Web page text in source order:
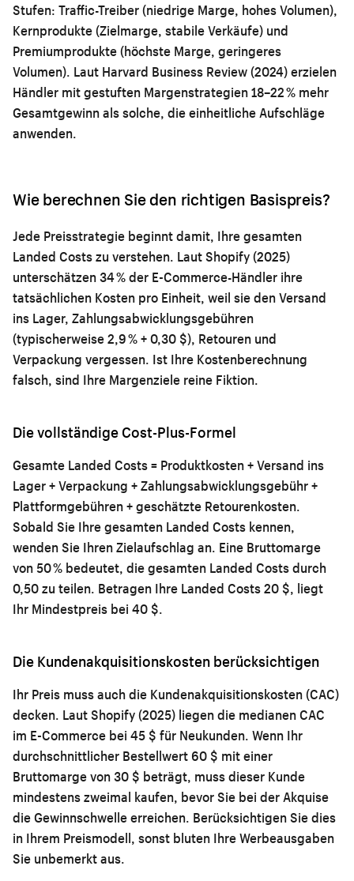
Stufen: Traffic-Treiber (niedrige Marge, hohes Volumen),
Kernprodukte (Zielmarge, stabile Verkäufe) und
Premiumprodukte (höchste Marge, geringeres
Volumen). Laut Harvard Business Review (2024) erzielen
Händler mit gestuften Margenstrategien 18–22 % mehr
Gesamtgewinn als solche, die einheitliche Aufschläge
anwenden.
Wie berechnen Sie den richtigen Basispreis?
Jede Preisstrategie beginnt damit, Ihre gesamten
Landed Costs zu verstehen. Laut Shopify (2025)
unterschätzen 34 % der E-Commerce-Händler ihre
tatsächlichen Kosten pro Einheit, weil sie den Versand
ins Lager, Zahlungsabwicklungsgebühren
(typischerweise 2,9 % + 0,30 $), Retouren und
Verpackung vergessen. Ist Ihre Kostenberechnung
falsch, sind Ihre Margenziele reine Fiktion.
Die vollständige Cost-Plus-Formel
Gesamte Landed Costs = Produktkosten + Versand ins
Lager + Verpackung + Zahlungsabwicklungsgebühr +
Plattformgebühren + geschätzte Retourenkosten.
Sobald Sie Ihre gesamten Landed Costs kennen,
wenden Sie Ihren Zielaufschlag an. Eine Bruttomarge
von 50 % bedeutet, die gesamten Landed Costs durch
0,50 zu teilen. Betragen Ihre Landed Costs 20 $, liegt
Ihr Mindestpreis bei 40 $.
Die Kundenakquisitionskosten berücksichtigen
Ihr Preis muss auch die Kundenakquisitionskosten (CAC)
decken. Laut Shopify (2025) liegen die medianen CAC
im E-Commerce bei 45 $ für Neukunden. Wenn Ihr
durchschnittlicher Bestellwert 60 $ mit einer
Bruttomarge von 30 $ beträgt, muss dieser Kunde
mindestens zweimal kaufen, bevor Sie bei der Akquise
die Gewinnschwelle erreichen. Berücksichtigen Sie dies
in Ihrem Preismodell, sonst bluten Ihre Werbeausgaben
Sie unbemerkt aus.